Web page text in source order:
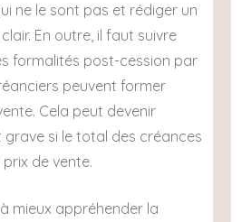
ne le sont pas et rédiger un
En outre, il faut suivre
formalités post-cession par
peuvent former
Cela peut devenir
si le total des créances
de vente.
mieux appréhender la